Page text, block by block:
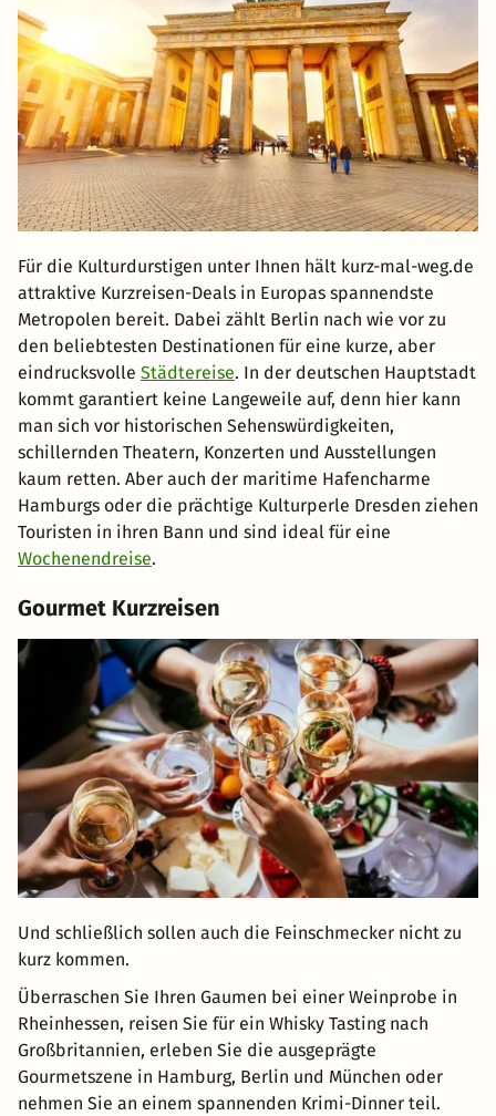
Für die Kulturdurstigen unter Ihnen hält kurz-mal-weg.de
attraktive Kurzreisen-Deals in Europas spannendste
Metropolen bereit. Dabei zählt Berlin nach wie vor zu
den beliebtesten Destinationen für eine kurze, aber
eindrucksvolle Städtereise. In der deutschen Hauptstadt
kommt garantiert keine Langeweile auf, denn hier kann
man sich vor historischen Sehenswürdigkeiten,
schillernden Theatern, Konzerten und Ausstellungen
kaum retten. Aber auch der maritime Hafencharme
Hamburgs oder die prächtige Kulturperle Dresden ziehen
Touristen in ihren Bann und sind ideal für eine
Wochenendreise.
Gourmet Kurzreisen
Und schließlich sollen auch die Feinschmecker nicht zu
kurz kommen.
Überraschen Sie Ihren Gaumen bei einer Weinprobe in
Rheinhessen, reisen Sie für ein Whisky Tasting nach
Großbritannien, erleben Sie die ausgeprägte
Gourmetszene in Hamburg, Berlin und München oder
nehmen Sie an einem spannenden Krimi-Dinner teil.